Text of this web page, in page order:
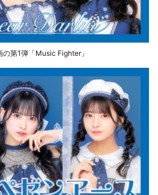
第1弾「Music Fighter」